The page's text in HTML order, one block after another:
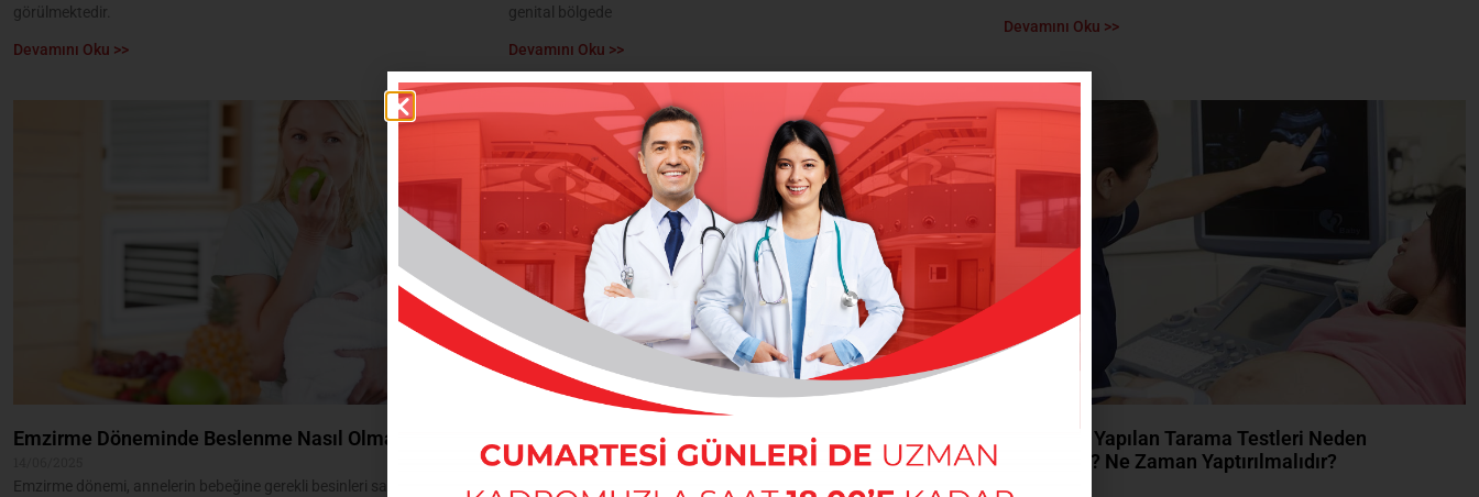
görülmektedir.
Devamını Oku >>
genital bölgede
Devamını Oku >>
Devamını Oku >>
Emzirme Döneminde Beslenme Nasıl Olmalıdır?
Emzirme dönemi, annelerin bebeğine gerekli besinleri sağlamak için
Normal Vajinal Doğum: Annelik Yolculuğunun Doğal
Başlangıcı
Gebelikte Yapılan Tarama Testleri Neden
Önemlidir? Ne Zaman Yaptırılmalıdır?